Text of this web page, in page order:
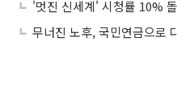
무너진 노후, 국민연금으로